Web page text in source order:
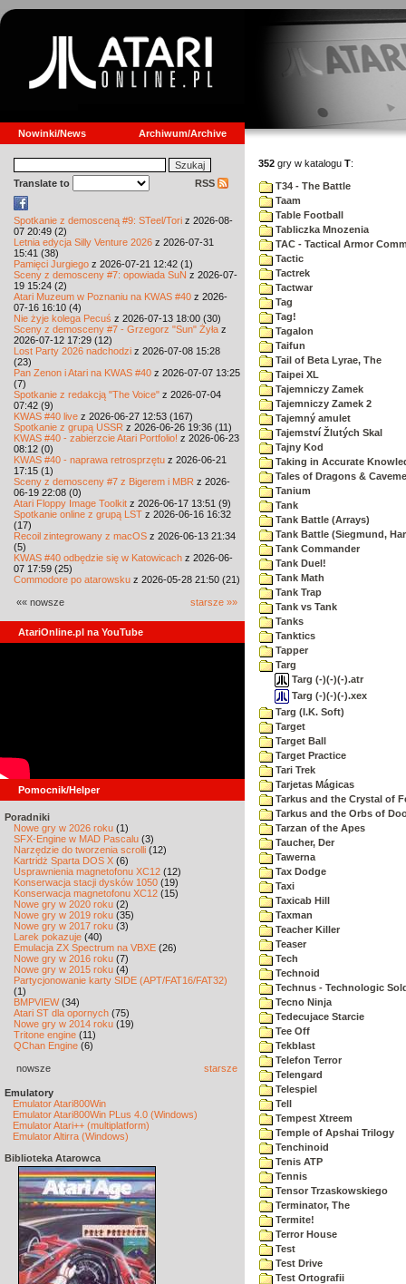
Nowinki/News Archiwum/Archive
Translate to RSS
Spotkanie z demosceną #9: STeel/Tori z 2026-08-
07 20:49 (2)
Letnia edycja Silly Venture 2026 z 2026-07-31
15:41 (38)
Pamięci Jurgiego z 2026-07-21 12:42 (1)
Sceny z demosceny #7: opowiada SuN z 2026-07-
19 15:24 (2)
Atari Muzeum w Poznaniu na KWAS #40 z 2026-
07-16 16:10 (4)
Nie żyje kolega Pecuś z 2026-07-13 18:00 (30)
Sceny z demosceny #7 - Grzegorz "Sun" Żyła z
2026-07-12 17:29 (12)
Lost Party 2026 nadchodzi z 2026-07-08 15:28
(23)
Pan Zenon i Atari na KWAS #40 z 2026-07-07 13:25
(7)
Spotkanie z redakcją "The Voice" z 2026-07-04
07:42 (9)
KWAS #40 live z 2026-06-27 12:53 (167)
Spotkanie z grupą USSR z 2026-06-26 19:36 (11)
KWAS #40 - zabierzcie Atari Portfolio! z 2026-06-23
08:12 (0)
KWAS #40 - naprawa retrosprzętu z 2026-06-21
17:15 (1)
Sceny z demosceny #7 z Bigerem i MBR z 2026-
06-19 22:08 (0)
Atari Floppy Image Toolkit z 2026-06-17 13:51 (9)
Spotkanie online z grupą LST z 2026-06-16 16:32
(17)
Recoil zintegrowany z macOS z 2026-06-13 21:34
(5)
KWAS #40 odbędzie się w Katowicach z 2026-06-
07 17:59 (25)
Commodore po atarowsku z 2026-05-28 21:50 (21)
«« nowsze starsze »»
AtariOnline.pl na YouTube
Pomocnik/Helper
Poradniki
Nowe gry w 2026 roku (1)
SFX-Engine w MAD Pascalu (3)
Narzędzie do tworzenia scrolli (12)
Kartridż Sparta DOS X (6)
Usprawnienia magnetofonu XC12 (12)
Konserwacja stacji dysków 1050 (19)
Konserwacja magnetofonu XC12 (15)
Nowe gry w 2020 roku (2)
Nowe gry w 2019 roku (35)
Nowe gry w 2017 roku (3)
Larek pokazuje (40)
Emulacja ZX Spectrum na VBXE (26)
Nowe gry w 2016 roku (7)
Nowe gry w 2015 roku (4)
Partycjonowanie karty SIDE (APT/FAT16/FAT32)
(1)
BMPVIEW(34)
Atari ST dla opornych (75)
Nowe gry w 2014 roku (19)
Tritone engine (11)
QChan Engine (6)
nowsze starsze
Emulatory
Emulator Atari800Win
Emulator Atari800Win PLus 4.0 (Windows)
Emulator Atari++ (multiplatform)
Emulator Altirra (Windows)
Biblioteka Atarowca
352 gry w katalogu T:
T34 - The Battle
Taam
Table Football
Tabliczka Mnozenia
TAC - Tactical Armor
Tactic
Tactrek
Tactwar
Tag
Tag!
Tagalon
Taifun
Tail of Beta Lyrae, The
Taipei XL
Tajemniczy Zamek
Tajemniczy Zamek 2
Tajemný amulet
Tajemství Žlutých Skal
Tajny Kod
Taking in Accurate
Tales of Dragons &
Tanium
Tank
Tank Battle (Arrays)
Tank Battle (Siegmund,
Tank Commander
Tank Duel!
Tank Math
Tank Trap
Tank vs Tank
Tanks
Tanktics
Tapper
Targ
Targ (-)(-)(-).atr
Targ (-)(-)(-).xex
Targ (I.K. Soft)
Target
Target Ball
Target Practice
Tari Trek
Tarjetas Mágicas
Tarkus and the Crystal of
Tarkus and the Orbs of
Tarzan of the Apes
Taucher, Der
Tawerna
Tax Dodge
Taxi
Taxicab Hill
Taxman
Teacher Killer
Teaser
Tech
Technoid
Technus - Technologic
Tecno Ninja
Tedecujace Starcie
Tee Off
Tekblast
Telefon Terror
Telengard
Telespiel
Tell
Tempest Xtreem
Temple of Apshai Trilogy
Tenchinoid
Tenis ATP
Tennis
Tensor Trzaskowskiego
Terminator, The
Termite!
Terror House
Test
Test Drive
Test Ortografii